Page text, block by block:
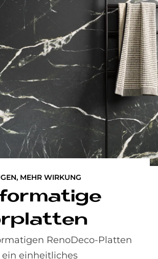
MEHR WIRKUNG
RenoDeco-Platten
einheitliches